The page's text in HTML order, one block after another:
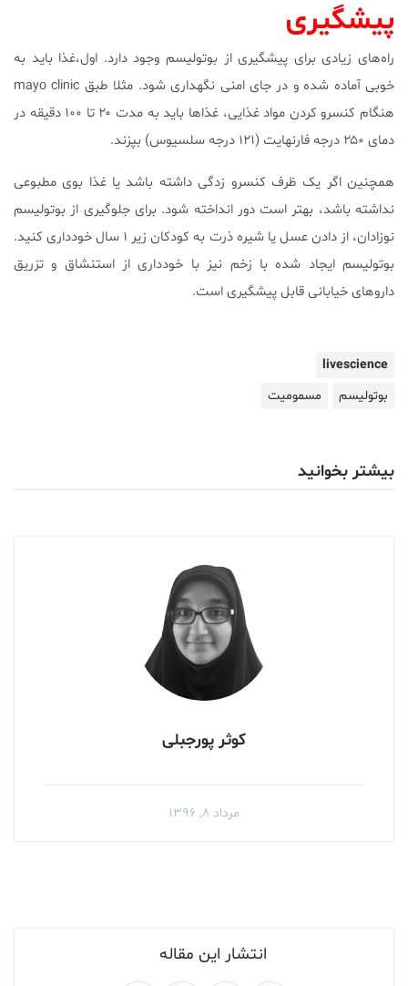
انتشار این مقاله
پیشگیری
راه‌های زیادی برای پیشگیری از بوتولیسم وجود دارد. اول،غذا باید به
خوبی آماده شده و در جای امنی نگهداری شود. مثلا طبق mayo clinic
هنگام کنسرو کردن مواد غذایی، غذاها باید به مدت ۲۰ تا ۱۰۰ دقیقه در
دمای ۲۵۰ درجه فارنهایت (۱۲۱ درجه سلسیوس) بپزند.
همچنین اگر یک ظرف کنسرو زدگی داشته باشد یا غذا بوی مطبوعی
نداشته باشد، بهتر است دور انداخته شود. برای جلوگیری از بوتولیسم
نوزادان، از دادن عسل یا شیره ذرت به کودکان زیر ۱ سال خودداری کنید.
بوتولیسم ایجاد شده با زخم نیز با خودداری از استنشاق و تزریق
دارو‌های خیابانی قابل پیشگیری است.
livescience
بوتولیسم
مسمومیت
بیشتر بخوانید
کوثر پورجبلی
مرداد ۸, ۱۳۹۶